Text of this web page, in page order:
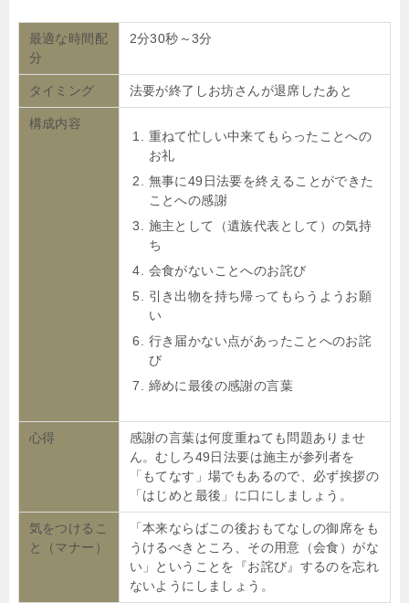
最適な時間配
分
2分30秒～3分
タイミング 法要が終了しお坊さんが退席したあと
構成内容
重ねて忙しい中来てもらったことへの
お礼
無事に49日法要を終えることができた
ことへの感謝
施主として（遺族代表として）の気持
ち
会食がないことへのお詫び
引き出物を持ち帰ってもらうようお願
い
行き届かない点があったことへのお詫
び
締めに最後の感謝の言葉
心得
感謝の言葉は何度重ねても問題ありませ
ん。むしろ49日法要は施主が参列者を
「もてなす」場でもあるので、必ず挨拶の
「はじめと最後」に口にしましょう。
気をつけるこ
と（マナー）
「本来ならばこの後おもてなしの御席をも
うけるべきところ、その用意（会食）がな
い」ということを『お詫び』するのを忘れ
ないようにしましょう。